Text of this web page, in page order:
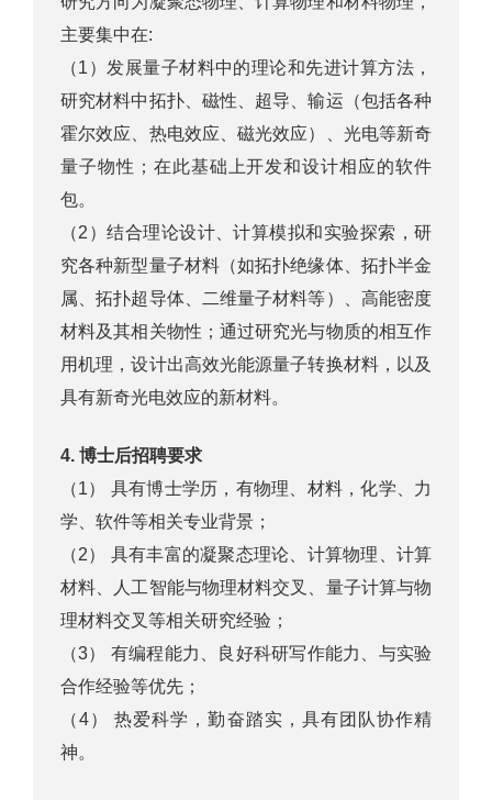
主要集中在:
（1）发展量子材料中的理论和先进计算方法，
研究材料中拓扑、磁性、超导、输运（包括各种
霍尔效应、热电效应、磁光效应）、光电等新奇
量子物性；在此基础上开发和设计相应的软件
包。
（2）结合理论设计、计算模拟和实验探索，研
究各种新型量子材料（如拓扑绝缘体、拓扑半金
属、拓扑超导体、二维量子材料等）、高能密度
材料及其相关物性；通过研究光与物质的相互作
用机理，设计出高效光能源量子转换材料，以及
具有新奇光电效应的新材料。
4. 博士后招聘要求
（1） 具有博士学历，有物理、材料，化学、力
学、软件等相关专业背景；
（2） 具有丰富的凝聚态理论、计算物理、计算
材料、人工智能与物理材料交叉、量子计算与物
理材料交叉等相关研究经验；
（3） 有编程能力、良好科研写作能力、与实验
合作经验等优先；
（4） 热爱科学，勤奋踏实，具有团队协作精
神。